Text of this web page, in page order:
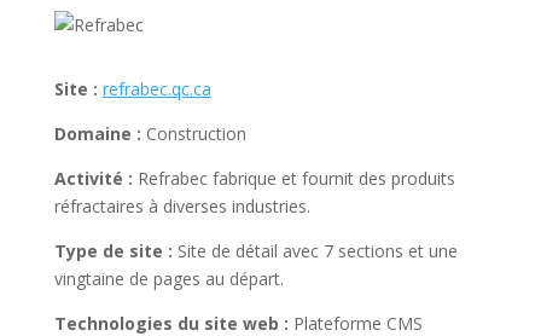
Site : refrabec.qc.ca
Domaine : Construction
Activité : Refrabec fabrique et fournit des produits
réfractaires à diverses industries.
Type de site : Site de détail avec 7 sections et une
vingtaine de pages au départ.
Technologies du site web : Plateforme CMS